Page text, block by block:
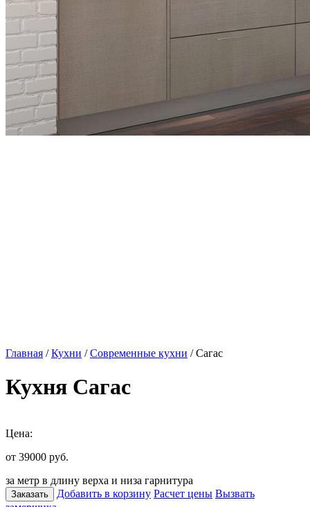
Главная /Кухни /Современные кухни / Сагас
Кухня Сагас
Цена:
от 39000 руб.
за метр в длину верха и низа гарнитура
Заказать Добавить в корзину Расчет цены Вызвать